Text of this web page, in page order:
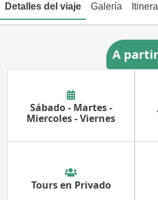
Detalles del viaje Galería
A
Sábado - Martes -
Miercoles - Viernes
Tours en Privado